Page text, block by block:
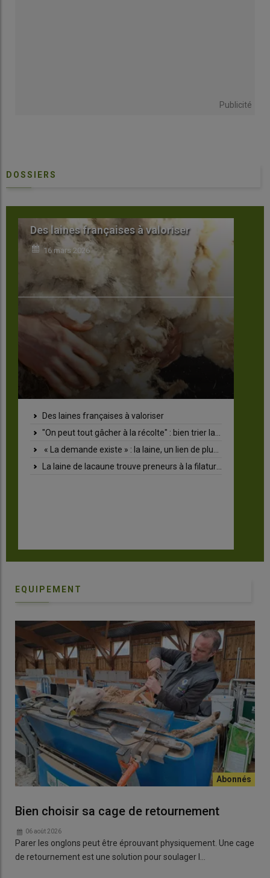
Publicité
DOSSIERS
Des laines françaises à valoriser
16 mars 2026
Des laines françaises à valoriser
"On peut tout gâcher à la récolte" : bien trier la laine aide à trouver un débouché
« La demande existe » : la laine, un lien de plus entre territoire et consommateur
La laine de lacaune trouve preneurs à la filature Colbert
EQUIPEMENT
Bien choisir sa cage de retournement
06 août 2026
Parer les onglons peut être éprouvant physiquement. Une cage
de retournement est une solution pour soulager l…